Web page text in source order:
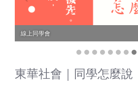
線上同學會
東華社會｜同學怎麼說